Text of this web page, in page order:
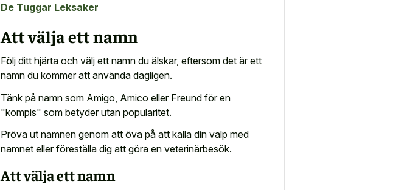
De Tuggar Leksaker
Att välja ett namn
Följ ditt hjärta och välj ett namn du älskar, eftersom det är ett
namn du kommer att använda dagligen.
Tänk på namn som Amigo, Amico eller Freund för en
"kompis" som betyder utan popularitet.
Pröva ut namnen genom att öva på att kalla din valp med
namnet eller föreställa dig att göra en veterinärbesök.
Att välja ett namn